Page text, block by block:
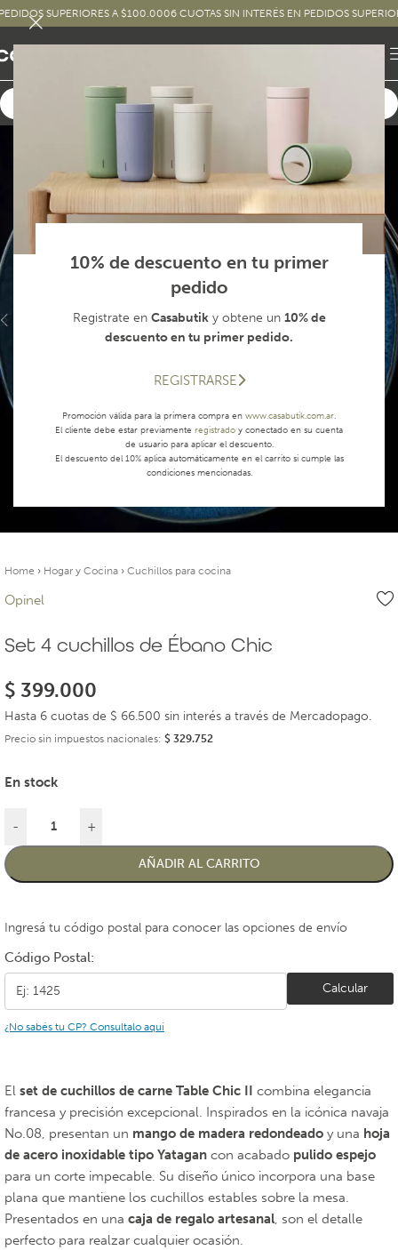
10% de descuento en tu primer
pedido
Registrate en Casabutiky obtene un 10% de
descuento en tu primer pedido.
REGISTRARSE
Promoción válida para la primera compra en www.casabutik.com.ar.
El cliente debe estar previamente registrado y conectado en su cuenta
de usuario para aplicar el descuento.
El descuento del 10% aplica automáticamente en el carrito si cumple las
condiciones mencionadas.
SUPERIORES A $100.0006 CUOTAS SIN INTERÉS EN PEDIDOS SUPERIORES
Home › Hogar y Cocina › Cuchillos para cocina
Opinel
Set 4 cuchillos de Ébano Chic
$ 399.000
Hasta 6 cuotas de $ 66.500 sin interés a través de Mercadopago.
Precio sin impuestos nacionales: $ 329.752
En stock
- +
AÑADIR AL CARRITO
Ingresá tu código postal para conocer las opciones de envío
Código Postal:
Calcular
¿No sabés tu CP? Consultalo aquí
El set de cuchillos de carne Table Chic II combina elegancia
francesa y precisión excepcional. Inspirados en la icónica navaja
No.08, presentan un mango de madera redondeado y una hoja
de acero inoxidable tipo Yatagan con acabado pulido espejo
para un corte impecable. Su diseño único incorpora una base
plana que mantiene los cuchillos estables sobre la mesa.
Presentados en una caja de regalo artesanal, son el detalle
perfecto para realzar cualquier ocasión.